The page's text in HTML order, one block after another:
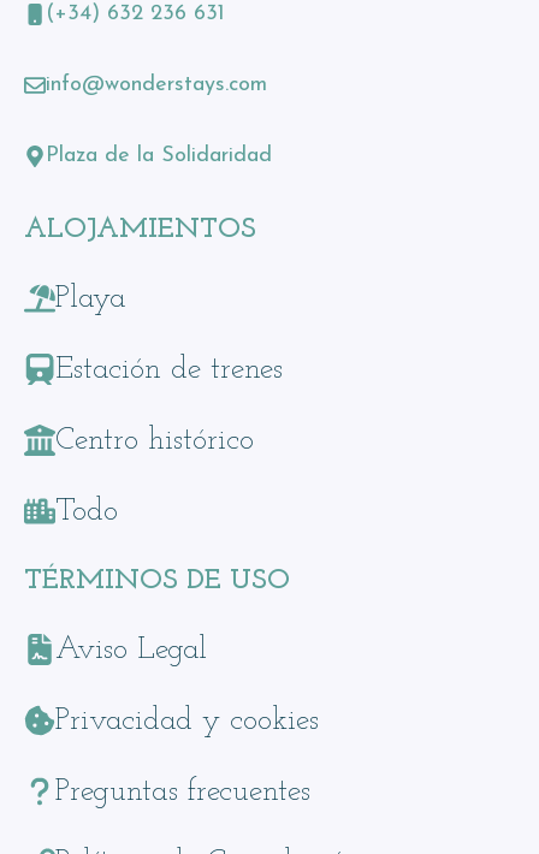
(+34) 632 236 631
info@wonderstays.com
Plaza de la Solidaridad
ALOJAMIENTOS
Playa
Estación de trenes
Centro histórico
Todo
TÉRMINOS DE USO
Aviso Legal
Privacidad y cookies
Preguntas frecuentes